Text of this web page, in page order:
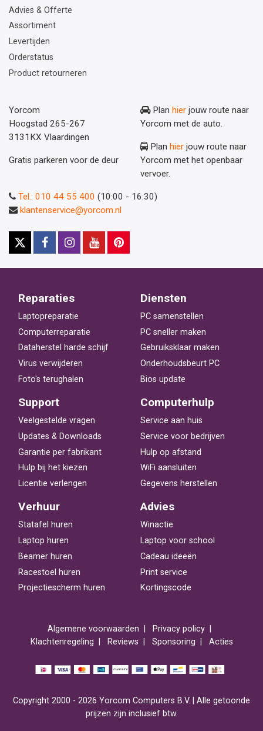
Advies & Offerte
Assortiment
Levertijden
Orderstatus
Product retourneren
Yorcom
Hoogstad 265-267
3131KX Vlaardingen
Gratis parkeren voor de deur
Plan hier jouw route naar
Yorcom met de auto.
Plan hier jouw route naar
Yorcom met het openbaar
vervoer.
Tel.: 010 44 55 400 (10:00 - 16:30)
klantenservice@yorcom.nl
Reparaties
Laptopreparatie
Computerreparatie
Dataherstel harde schijf
Virus verwijderen
Foto's terughalen
Diensten
PC samenstellen
PC sneller maken
Gebruiksklaar maken
Onderhoudsbeurt PC
Bios update
Support
Veelgestelde vragen
Updates & Downloads
Garantie per fabrikant
Hulp bij het kiezen
Licentie verlengen
Computerhulp
Service aan huis
Service voor bedrijven
Hulp op afstand
WiFi aansluiten
Gegevens herstellen
Verhuur
Statafel huren
Laptop huren
Beamer huren
Racestoel huren
Projectiescherm huren
Advies
Winactie
Laptop voor school
Cadeau ideeën
Print service
Kortingscode
Algemene voorwaarden
Privacy policy
Klachtenregeling
Reviews Sponsoring Acties
Copyright 2000 - 2026 Yorcom Computers B.V. | Alle getoonde
prijzen zijn inclusief btw.